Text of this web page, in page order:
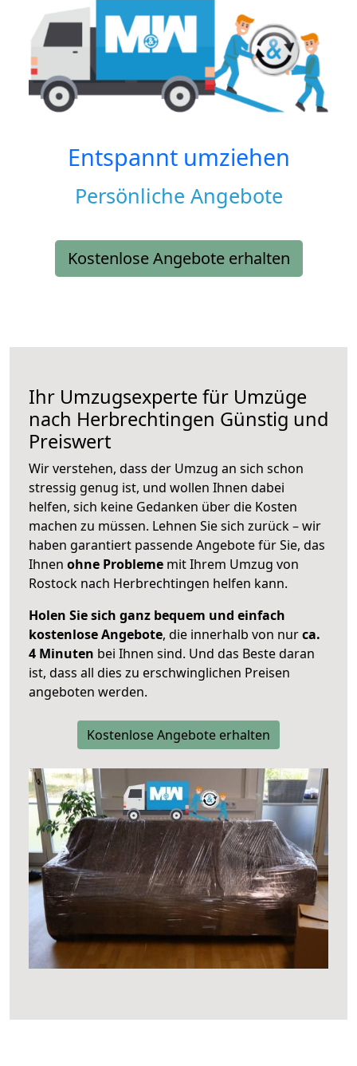
Entspannt umziehen
Persönliche Angebote
Kostenlose Angebote erhalten
Ihr Umzugsexperte für Umzüge
nach Herbrechtingen Günstig und
Preiswert
Wir verstehen, dass der Umzug an sich schon
stressig genug ist, und wollen Ihnen dabei
helfen, sich keine Gedanken über die Kosten
machen zu müssen. Lehnen Sie sich zurück – wir
haben garantiert passende Angebote für Sie, das
Ihnen ohne Probleme mit Ihrem Umzug von
Rostock nach Herbrechtingen helfen kann.
Holen Sie sich ganz bequem und einfach
kostenlose Angebote, die innerhalb von nurca.
4 Minuten bei Ihnen sind. Und das Beste daran
ist, dass all dies zu erschwinglichen Preisen
angeboten werden.
Kostenlose Angebote erhalten